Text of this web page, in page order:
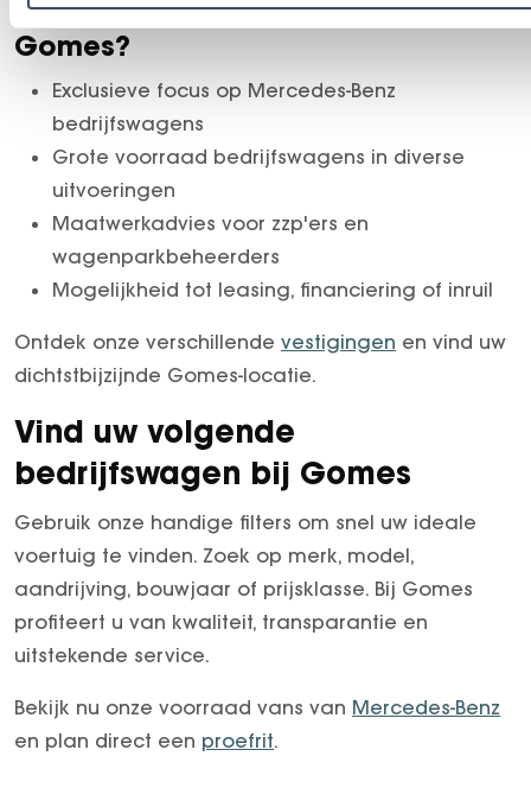
Waarom bedrijven kiezen voor
Gomes?
Exclusieve focus op Mercedes-Benz
bedrijfswagens
Grote voorraad bedrijfswagens in diverse
uitvoeringen
Maatwerkadvies voor zzp'ers en
wagenparkbeheerders
Mogelijkheid tot leasing, financiering of inruil
Ontdek onze verschillende vestigingen en vind uw
dichtstbijzijnde Gomes-locatie.
Vind uw volgende
bedrijfswagen bij Gomes
Gebruik onze handige filters om snel uw ideale
voertuig te vinden. Zoek op merk, model,
aandrijving, bouwjaar of prijsklasse. Bij Gomes
profiteert u van kwaliteit, transparantie en
uitstekende service.
Bekijk nu onze voorraad vans van Mercedes-Benz
en plan direct een proefrit.